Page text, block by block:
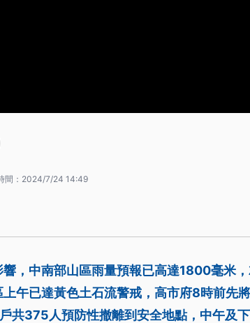
間： 2024/7/24 14:49
，中南部山區雨量預報已高達1800毫米
上午已達黃色土石流警戒，高市府8時前先
共375人預防性撤離到安全地點，中午及